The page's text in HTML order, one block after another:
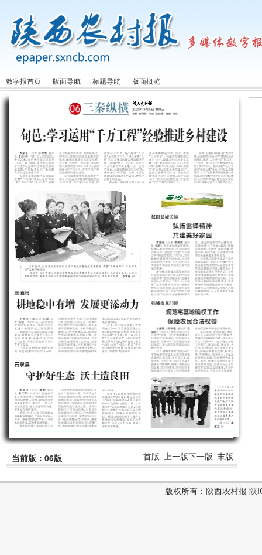
数字报首页 版面导航 标题导航 版面概览
当前版：06版 首版 上一版下一版 末版
版权所有：陕西农村报